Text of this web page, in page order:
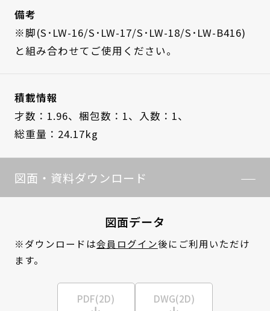
備考
※脚(S･LW-16/S･LW-17/S･LW-18/S･LW-B416)
と組み合わせてご使用ください。
積載情報
才数：1.96、 梱包数：1、 入数：1、
総重量：24.17kg
図面・資料ダウンロード
図面データ
※ダウンロードは会員ログイン後にご利用いただけ
ます。
PDF(2D) DWG(2D)